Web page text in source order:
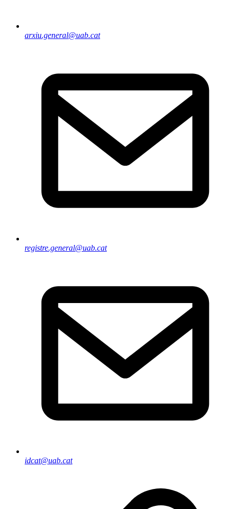
arxiu.general@uab.cat
registre.general@uab.cat
idcat@uab.cat